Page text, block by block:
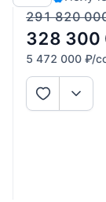
организовано
291 820
328 300
5 472 000 ₽/